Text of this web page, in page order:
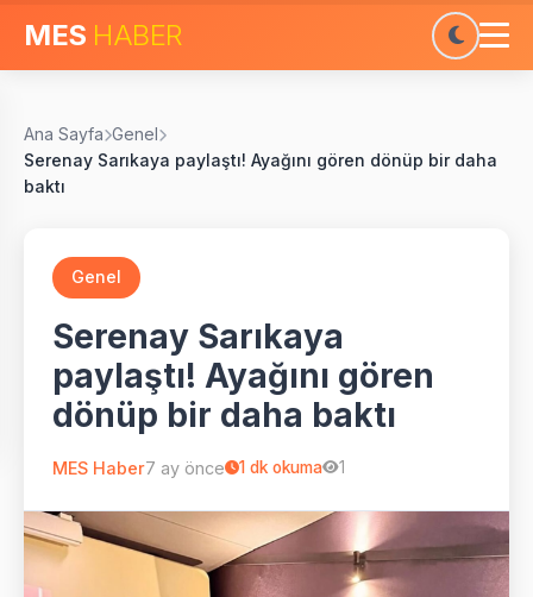
MES HABER
Ana Sayfa Genel
Serenay Sarıkaya paylaştı! Ayağını gören dönüp bir daha
baktı
Genel
Serenay Sarıkaya
paylaştı! Ayağını gören
dönüp bir daha baktı
MES Haber7 ay önce 1 dk okuma 1